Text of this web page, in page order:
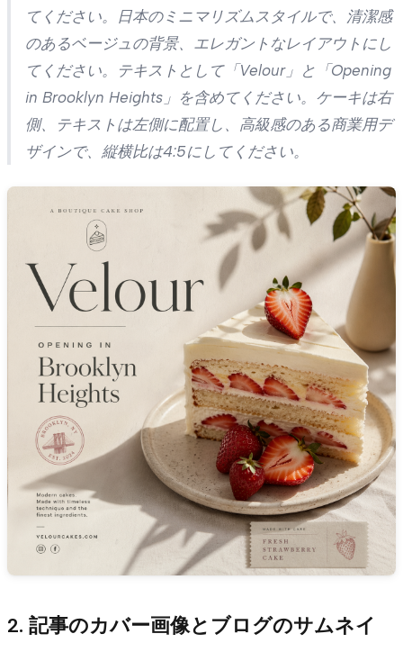
てください。日本のミニマリズムスタイルで、清潔感
のあるベージュの背景、エレガントなレイアウトにし
てください。テキストとして「Velour」と「Opening
in Brooklyn Heights」を含めてください。ケーキは右
側、テキストは左側に配置し、高級感のある商業用デ
ザインで、縦横比は4:5にしてください。
2. 記事のカバー画像とブログのサムネイ